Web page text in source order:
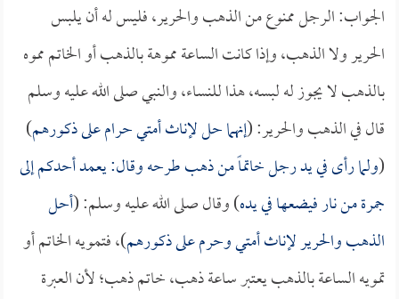
الجواب: الرجل ممنوع من الذهب والحرير، فليس له أن يلبس
الحرير ولا الذهب، وإذا كانت الساعة مموهة بالذهب أو الخاتم مموه
بالذهب لا يجوز له لبسه، هذا للنساء، والنبي صلى الله عليه وسلم
قال في الذهب والحرير: (إنهما حل لإناث أمتي حرام على ذكورهم)
(ولما رأى في يد رجل خاتماً من ذهب طرحه وقال: يعمد أحدكم إلى
جمرة من نار فيضعها في يده) وقال صلى الله عليه وسلم: (أحل
الذهب والحرير لإناث أمتي وحرم على ذكورهم)، فتمويه الخاتم أو
تمويه الساعة بالذهب يعتبر ساعة ذهب، خاتم ذهب؛ لأن العبرة